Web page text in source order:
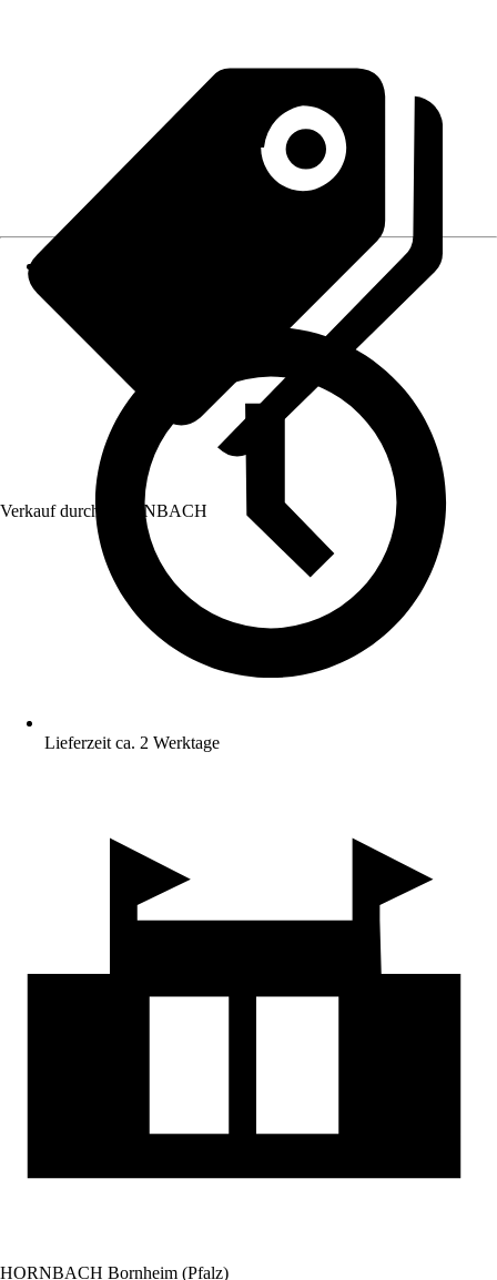
Verkauf durch: HORNBACH
Lieferzeit ca. 2 Werktage
HORNBACH Bornheim (Pfalz)